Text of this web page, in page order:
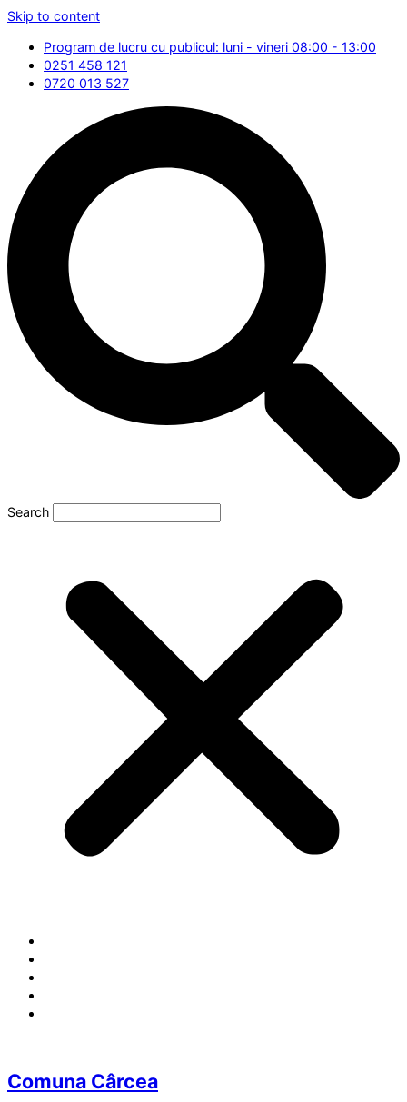
Skip to content
Program de lucru cu publicul: luni - vineri 08:00 - 13:00
0251 458 121
0720 013 527
Search
Comuna Cârcea